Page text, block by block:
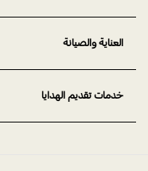
العناية والصيانة
خدمات تقديم الهدايا